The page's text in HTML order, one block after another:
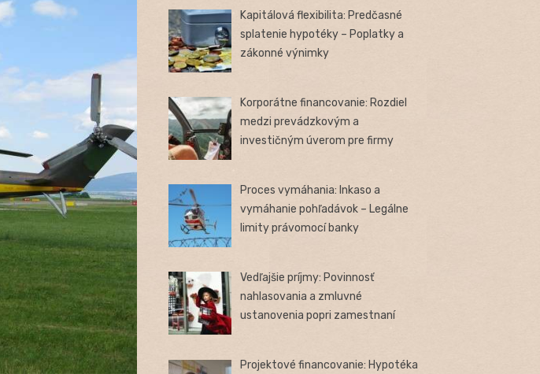
Kapitálová flexibilita: Predčasné
splatenie hypotéky – Poplatky a
zákonné výnimky
Korporátne financovanie: Rozdiel
medzi prevádzkovým a
investičným úverom pre firmy
Proces vymáhania: Inkaso a
vymáhanie pohľadávok – Legálne
limity právomocí banky
Vedľajšie príjmy: Povinnosť
nahlasovania a zmluvné
ustanovenia popri zamestnaní
Projektové financovanie: Hypotéka